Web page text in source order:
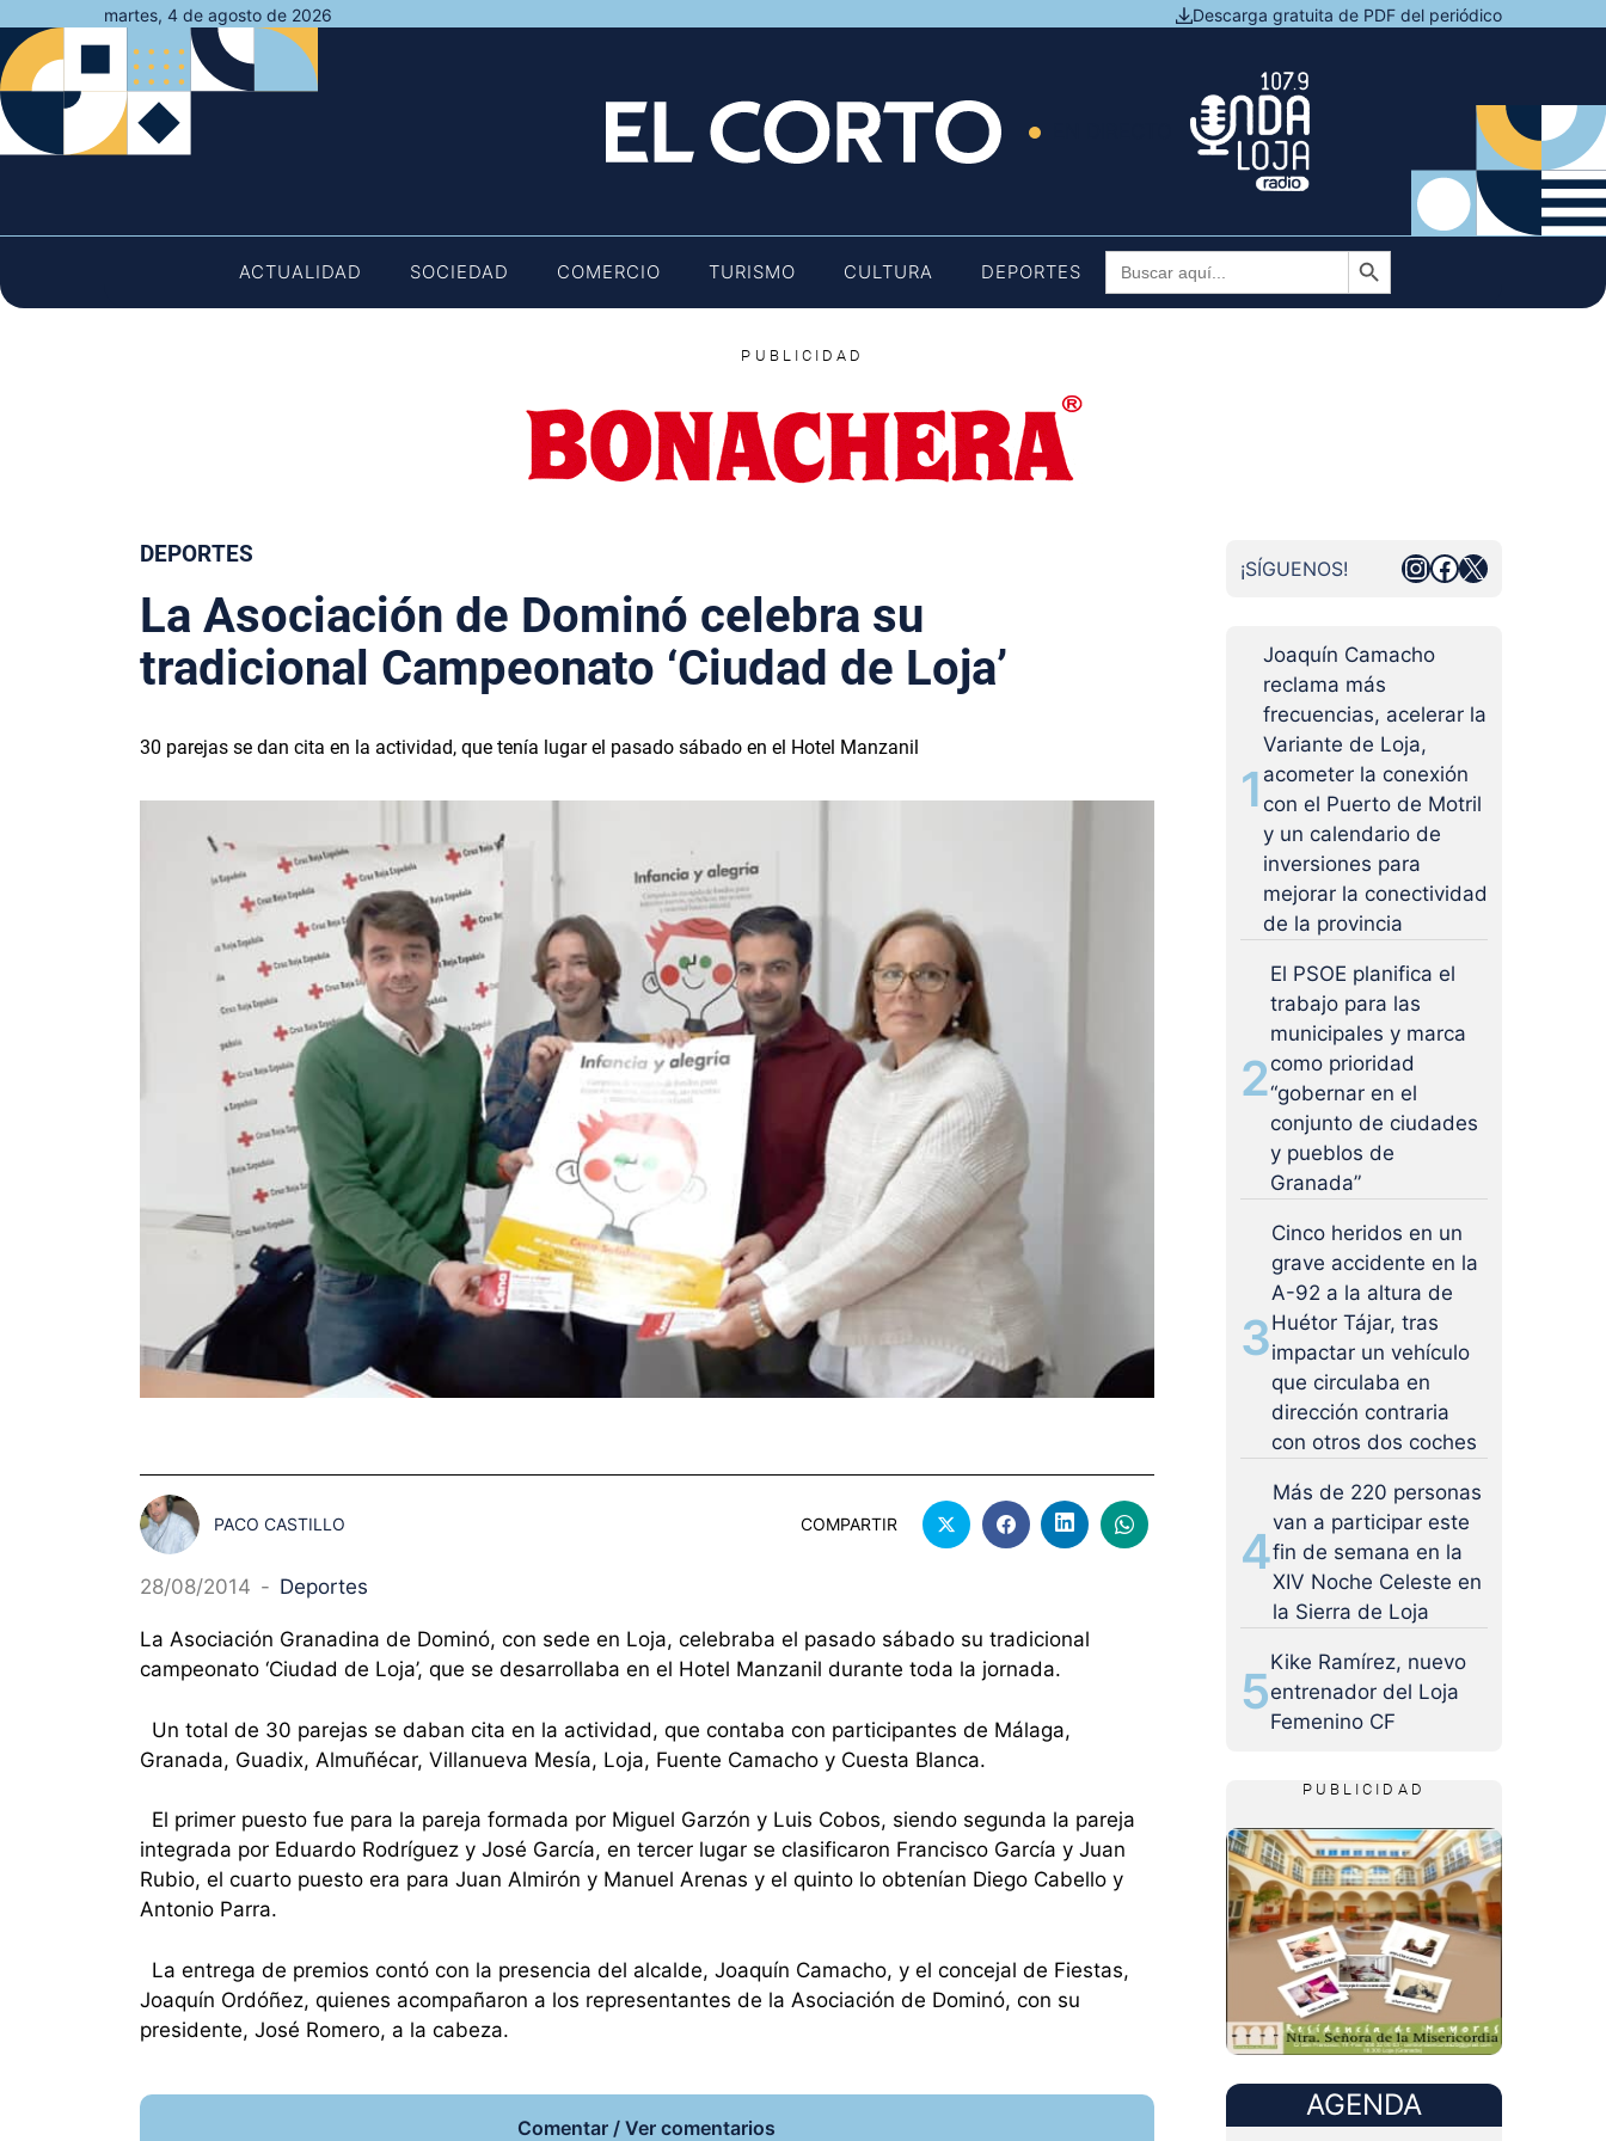
al
contenido
martes, 4 de agosto de 2026 Descarga gratuita de PDF del periódico
ACTUALIDAD SOCIEDAD COMERCIO TURISMO CULTURA DEPORTES
Buscar: Botón de búsqueda
PUBLICIDAD
DEPORTES
La Asociación de Dominó celebra su
tradicional Campeonato ‘Ciudad de Loja’
30 parejas se dan cita en la actividad, que tenía lugar el pasado sábado en el Hotel Manzanil
PACO CASTILLO COMPARTIR
28/08/2014 - Deportes
La Asociación Granadina de Dominó, con sede en Loja, celebraba el pasado sábado su tradicional
campeonato ‘Ciudad de Loja’, que se desarrollaba en el Hotel Manzanil durante toda la jornada.
Un total de 30 parejas se daban cita en la actividad, que contaba con participantes de Málaga,
Granada, Guadix, Almuñécar, Villanueva Mesía, Loja, Fuente Camacho y Cuesta Blanca.
El primer puesto fue para la pareja formada por Miguel Garzón y Luis Cobos, siendo segunda la pareja
integrada por Eduardo Rodríguez y José García, en tercer lugar se clasificaron Francisco García y Juan
Rubio, el cuarto puesto era para Juan Almirón y Manuel Arenas y el quinto lo obtenían Diego Cabello y
Antonio Parra.
La entrega de premios contó con la presencia del alcalde, Joaquín Camacho, y el concejal de Fiestas,
Joaquín Ordóñez, quienes acompañaron a los representantes de la Asociación de Dominó, con su
presidente, José Romero, a la cabeza.
Comentar / Ver comentarios
¡SÍGUENOS! Instagram
Facebook
X
1
Joaquín Camacho
reclama más
frecuencias, acelerar la
Variante de Loja,
acometer la conexión
con el Puerto de Motril
y un calendario de
inversiones para
mejorar la conectividad
de la provincia
2
El PSOE planifica el
trabajo para las
municipales y marca
como prioridad
“gobernar en el
conjunto de ciudades
y pueblos de
Granada”
3
Cinco heridos en un
grave accidente en la
A-92 a la altura de
Huétor Tájar, tras
impactar un vehículo
que circulaba en
dirección contraria
con otros dos coches
4
Más de 220 personas
van a participar este
fin de semana en la
XIV Noche Celeste en
la Sierra de Loja
5
Kike Ramírez, nuevo
entrenador del Loja
Femenino CF
PUBLICIDAD
AGENDA